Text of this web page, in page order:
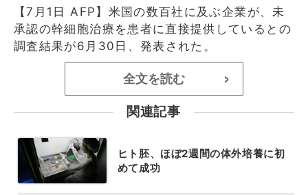
【7月1日 AFP】米国の数百社に及ぶ企業が、未
承認の幹細胞治療を患者に直接提供しているとの
調査結果が6月30日、発表された。
全文を読む >
関連記事
ヒト胚、ほぼ2週間の体外培養に初
めて成功